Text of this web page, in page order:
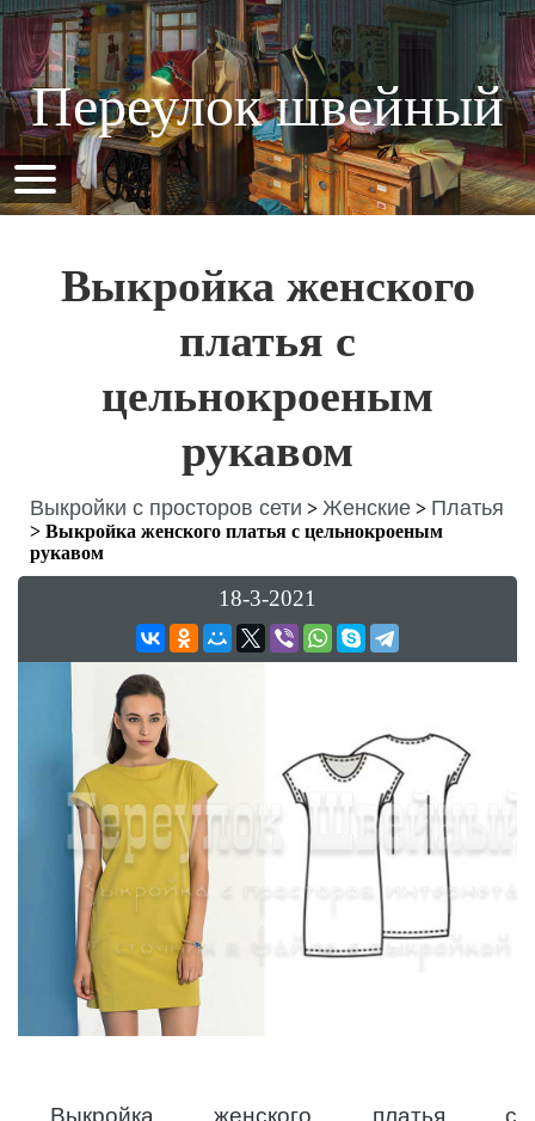
Переулок швейный
Выкройка женского
платья с
цельнокроеным
рукавом
Выкройки с просторов сети > Женские > Платья
> Выкройка женского платья с цельнокроеным
рукавом
18-3-2021